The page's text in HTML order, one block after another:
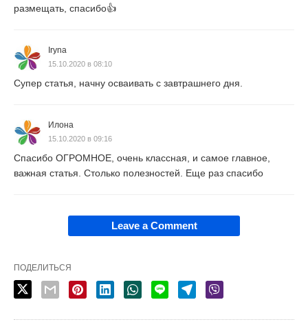
размещать, спасибо👍
Iryna
15.10.2020 в 08:10
Супер статья, начну осваивать с завтрашнего дня.
Илона
15.10.2020 в 09:16
Спасибо ОГРОМНОЕ, очень классная, и самое главное,
важная статья. Столько полезностей. Еще раз спасибо
Leave a Comment
ПОДЕЛИТЬСЯ